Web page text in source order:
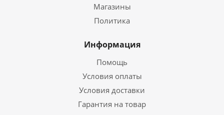
Магазины
Политика
Информация
Помощь
Условия оплаты
Условия доставки
Гарантия на товар